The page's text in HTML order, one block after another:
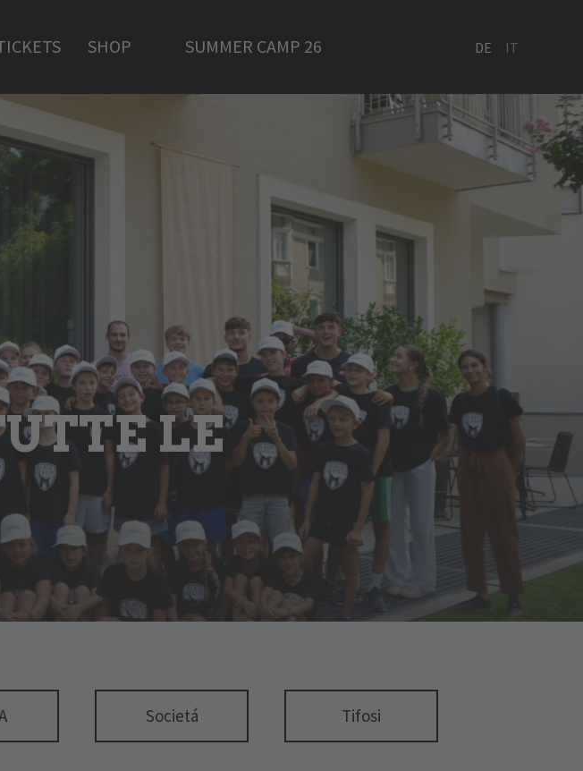
SHOP SUMMER CAMP 26 DE IT
LE
Societá Tifosi